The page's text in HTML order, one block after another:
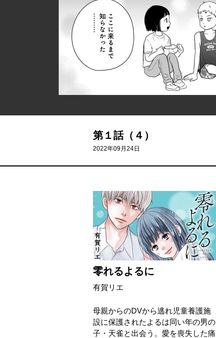
第１話（４）
2022年09月24日
零れるよるに
有賀リエ
母親からのDVから逃れ児童養護施
設に保護されたよるは同い年の男の
子・天雀と出会う。愛を喪失した痛